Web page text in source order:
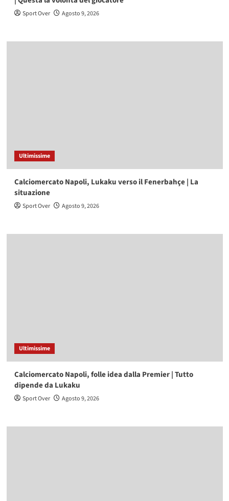
Sport Over Agosto 9, 2026
Ultimissime
Calciomercato Napoli, Lukaku verso il Fenerbahçe | La
situazione
Sport Over Agosto 9, 2026
Ultimissime
Calciomercato Napoli, folle idea dalla Premier | Tutto
dipende da Lukaku
Sport Over Agosto 9, 2026